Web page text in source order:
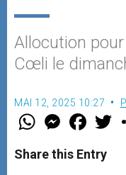
Allocution
Cœli le
MAI 12, 2025 10:27
W
t
s
M
e
s
e
F
a
e
b
w
Share this Entry